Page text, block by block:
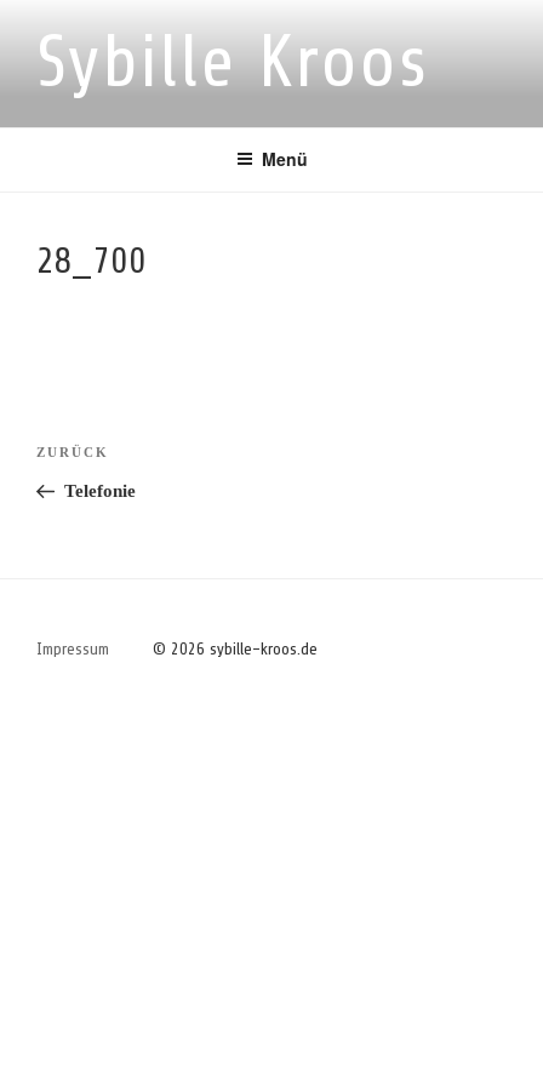
Inhalt
springenSybille Kroos
Menü
28_700
Beitragsnavigation
Vorheriger
Beitrag
ZURÜCK
Telefonie
Impressum © 2026 sybille-kroos.de